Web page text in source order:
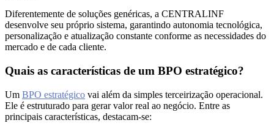
Diferentemente de soluções genéricas, a CENTRALINF
desenvolve seu próprio sistema, garantindo autonomia tecnológica,
personalização e atualização constante conforme as necessidades do
mercado e de cada cliente.
Quais as características de um BPO estratégico?
Um BPO estratégico vai além da simples terceirização operacional.
Ele é estruturado para gerar valor real ao negócio. Entre as
principais características, destacam-se: